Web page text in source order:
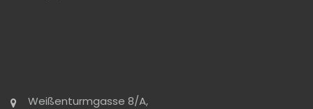
Weißenturmgasse 8/A,